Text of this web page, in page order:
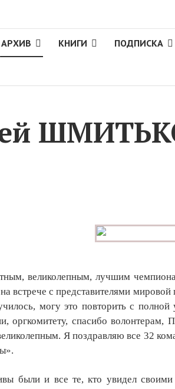
АРХИВ КНИГИ ПОДПИСКА
великолепным, лучшим
встрече с представителями
могу это повторить с
оргкомитету, спасибо волонтерам,
Я поздравляю все 32
были и все те, кто увидел своими